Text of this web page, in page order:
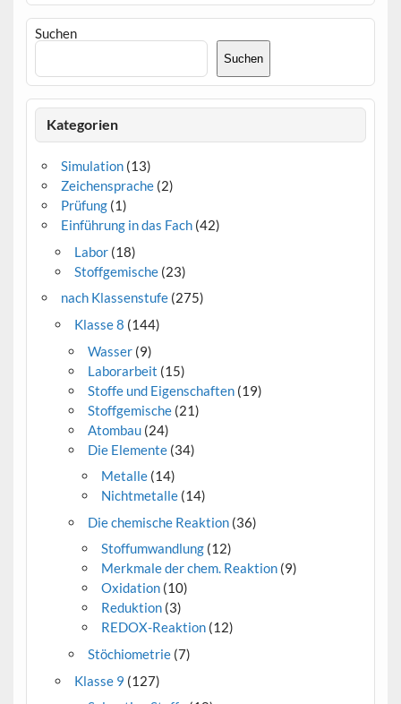
Suchen
Suchen
Kategorien
Simulation(13)
Zeichensprache(2)
Prüfung(1)
Einführung in das Fach(42)
Labor(18)
Stoffgemische(23)
nach Klassenstufe(275)
Klasse 8 (144)
Wasser (9)
Laborarbeit (15)
Stoffe und Eigenschaften (19)
Stoffgemische (21)
Atombau (24)
Die Elemente (34)
Metalle (14)
Nichtmetalle (14)
Die chemische Reaktion (36)
Stoffumwandlung (12)
Merkmale der chem. Reaktion (9)
Oxidation (10)
Reduktion (3)
REDOX-Reaktion (12)
Stöchiometrie (7)
Klasse 9 (127)